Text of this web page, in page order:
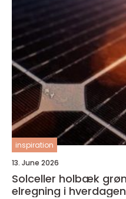
inspiration
13. June 2026
Solceller holbæk grøn strøm og lavere
elregning i hverdagen